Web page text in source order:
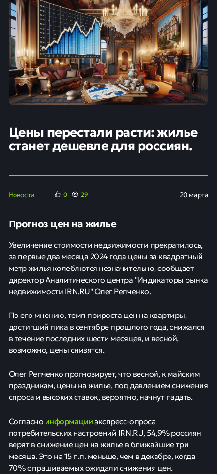
Цены перестали расти: жилье
станет дешевле для россиян.
Новости 0 29 20 марта
Прогноз цен на жилье
Увеличение стоимости недвижимости прекратилось,
за первые два месяца 2024 года цены за квадратный
метр жилья колеблются незначительно, сообщает
директор Аналитического центра "Индикаторы рынка
недвижимости IRN.RU" Олег Репченко.
По его мнению, темп прироста цен на квартиры,
достигший пика в сентябре прошлого года, снижался
в течение последних шести месяцев, и весной,
возможно, цены снизятся.
Олег Репченко прогнозирует, что весной, к майским
праздникам, цены на жилье, под давлением снижения
спроса и высоких ставок, вероятно, начнут падать.
Согласно информацииэкспресс-опроса
потребительских настроений IRN.RU, 54,9% россиян
верят в снижение цен на жилье в ближайшие три
месяца. Это на 15 п.п. меньше, чем в декабре, когда
70% опрашиваемых ожидали снижения цен.